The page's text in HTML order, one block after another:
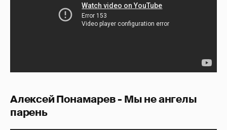
Алексей Понамарев - Мы не ангелы
парень